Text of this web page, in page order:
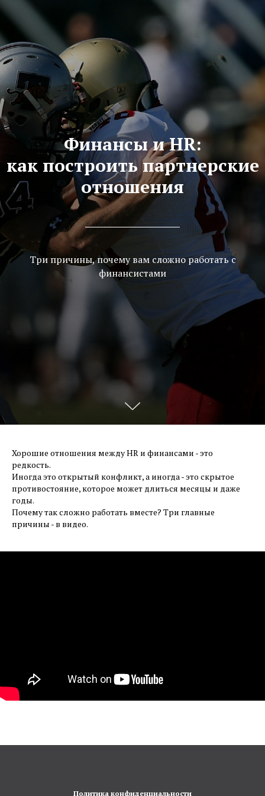
Финансы и HR:
как построить партнерские
отношения
Три причины, почему вам сложно работать с
финансистами
Хорошие отношения между HR и финансами - это
редкость.
Иногда это открытый конфликт, а иногда - это скрытое
противостояние, которое может длиться месяцы и даже
годы.
Почему так сложно работать вместе? Три главные
причины - в видео.
Политика конфиденциальности